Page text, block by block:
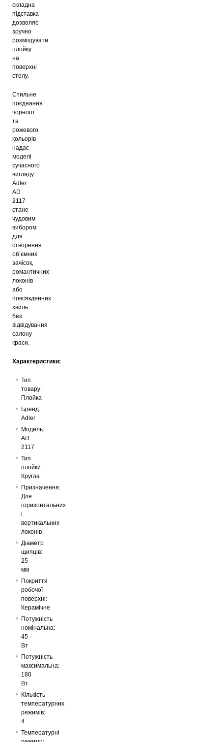
складна
підставка
дозволяє
зручно
розміщувати
плойку
на
поверхні
столу.
Стильне
поєднання
чорного
та
рожевого
кольорів
надає
моделі
сучасного
вигляду.
Adler
AD
2117
стане
чудовим
вибором
для
створення
об’ємних
зачісок,
романтичних
локонів
або
повсякденних
хвиль
без
відвідування
салону
краси.
Характеристики:
Тип
товару:
Плойка
Бренд:
Adler
Модель:
AD
2117
Тип
плойки:
Кругла
Призначення:
Для
горизонтальних
і
вертикальних
локонів
Діаметр
щипців:
25
мм
Покриття
робочої
поверхні:
Керамічне
Потужність
номінальна:
45
Вт
Потужність
максимальна:
180
Вт
Кількість
температурних
режимів:
4
Температурні